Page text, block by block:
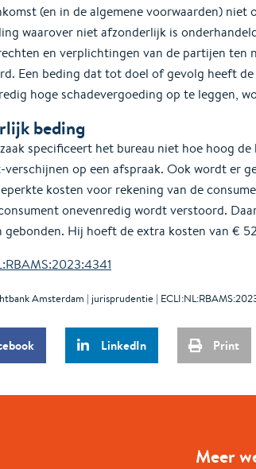
(en in de algemene voorwaarden)
waarover niet afzonderlijk is
en verplichtingen van de partijen ten
Een beding dat tot doel of gevolg heeft
hoge schadevergoeding op te leggen,
beding
specificeert het bureau niet hoe hoog
verschijnen op een afspraak. Ook wordt er
kosten voor rekening van de
onevenredig wordt verstoord.
gebonden. Hij hoeft de extra kosten van €
Amsterdam | jurisprudentie |
LinkedIn Print
Meer